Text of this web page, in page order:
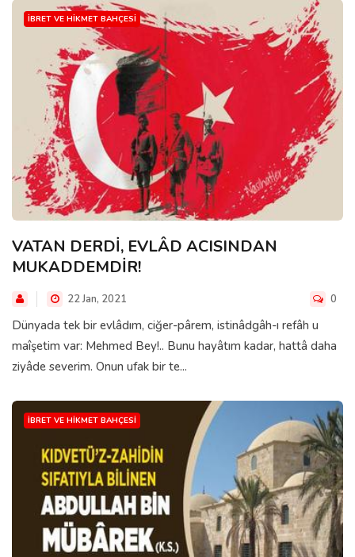
İBRET VE HIKMET BAHÇESI
VATAN DERDİ, EVLÂD ACISINDAN
MUKADDEMDİR!
22 Jan, 2021 0
Dünyada tek bir evlâdım, ciğer-pârem, istinâdgâh-ı refâh u
maîşetim var: Mehmed Bey!.. Bunu hayâtım kadar, hattâ daha
ziyâde severim. Onun ufak bir te...
İBRET VE HIKMET BAHÇESI